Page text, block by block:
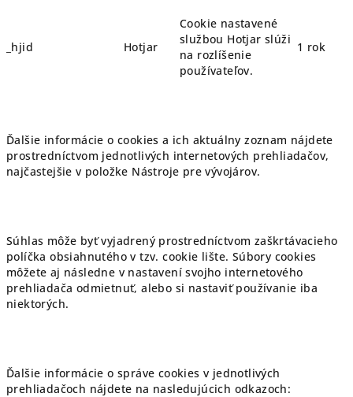
_hjid Hotjar
Cookie nastavené
službou Hotjar slúži
na rozlíšenie
používateľov.
1 rok
Ďalšie informácie o cookies a ich aktuálny zoznam nájdete
prostredníctvom jednotlivých internetových prehliadačov,
najčastejšie v položke Nástroje pre vývojárov.
Súhlas môže byť vyjadrený prostredníctvom zaškrtávacieho
políčka obsiahnutého v tzv. cookie lište. Súbory cookies
môžete aj následne v nastavení svojho internetového
prehliadača odmietnuť, alebo si nastaviť používanie iba
niektorých.
Ďalšie informácie o správe cookies v jednotlivých
prehliadačoch nájdete na nasledujúcich odkazoch: